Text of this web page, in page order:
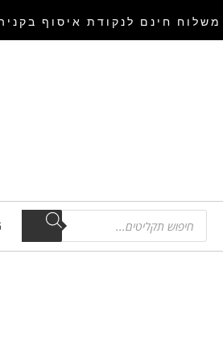
משלוח חינם לנקודת איסוף בקניה